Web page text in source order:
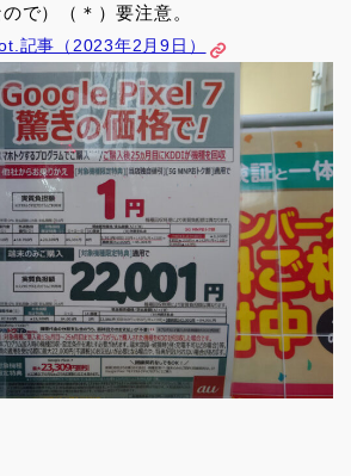
で）（＊）要注意。
記事（2023年2月9日）